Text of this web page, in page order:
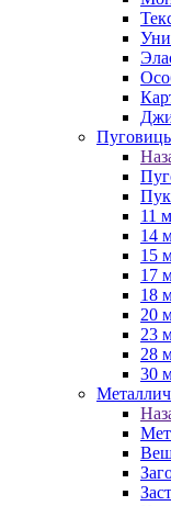
11
14
15
17
18
20
23
28
30